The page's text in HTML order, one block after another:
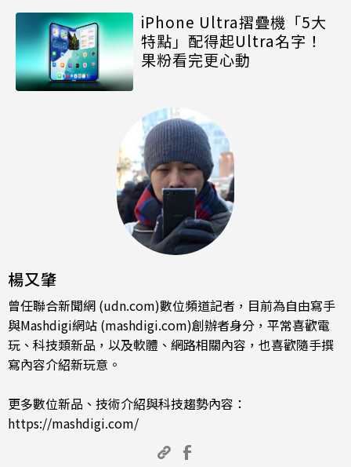
iPhone Ultra摺疊機「5大
特點」配得起Ultra名字！
果粉看完更心動
楊又肇
曾任聯合新聞網 (udn.com)數位頻道記者，目前為自由寫手
與Mashdigi網站 (mashdigi.com)創辦者身分，平常喜歡電
玩、科技類新品，以及軟體、網路相關內容，也喜歡隨手撰
寫內容介紹新玩意。
更多數位新品、技術介紹與科技趨勢內容：
https://mashdigi.com/